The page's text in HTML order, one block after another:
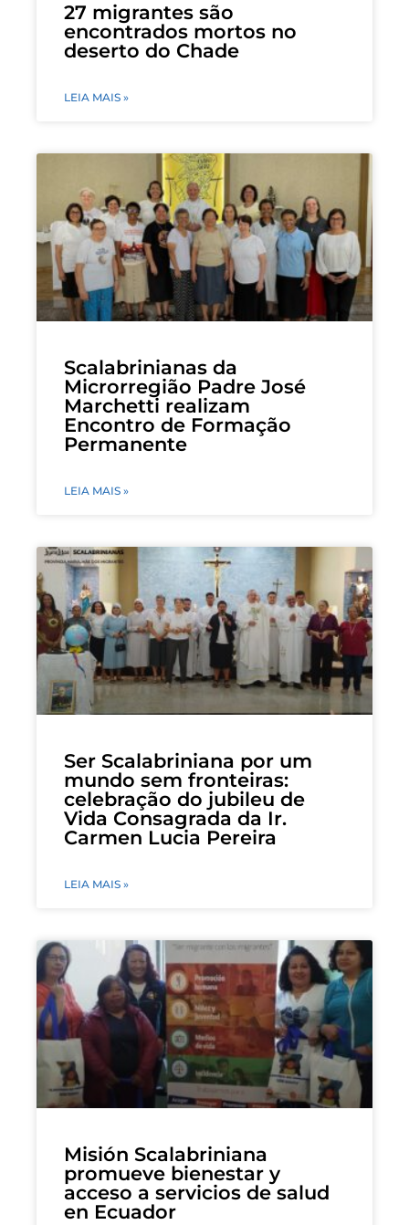
27 migrantes são
encontrados mortos no
deserto do Chade
LEIA MAIS »
Scalabrinianas da
Microrregião Padre José
Marchetti realizam
Encontro de Formação
Permanente
LEIA MAIS »
Ser Scalabriniana por um
mundo sem fronteiras:
celebração do jubileu de
Vida Consagrada da Ir.
Carmen Lucia Pereira
LEIA MAIS »
Misión Scalabriniana
promueve bienestar y
acceso a servicios de salud
en Ecuador